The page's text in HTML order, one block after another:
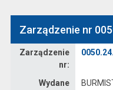
Zarządzenie nr
Zarządzenie
nr:
Wydane